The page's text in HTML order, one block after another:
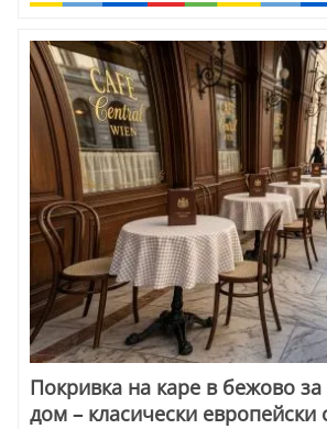
Покривка на каре в бежово
дом – класически европейски